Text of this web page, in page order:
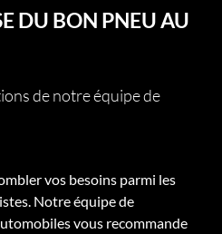
DU BON PNEU AU
de notre équipe de
vos besoins parmi les
Notre équipe de
vous recommande